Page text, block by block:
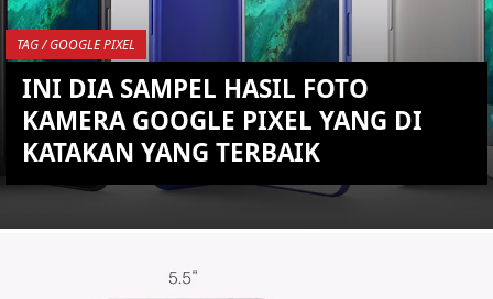
TAG / GOOGLE PIXEL
INI DIA SAMPEL HASIL FOTO
KAMERA GOOGLE PIXEL YANG DI
KATAKAN YANG TERBAIK